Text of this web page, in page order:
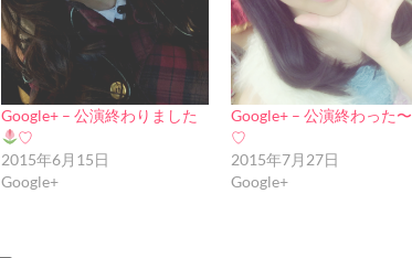
Google+ – 公演終わりました
♡
2015年6月15日
Google+
Google+ – 公演終わった〜
♡
2015年7月27日
Google+